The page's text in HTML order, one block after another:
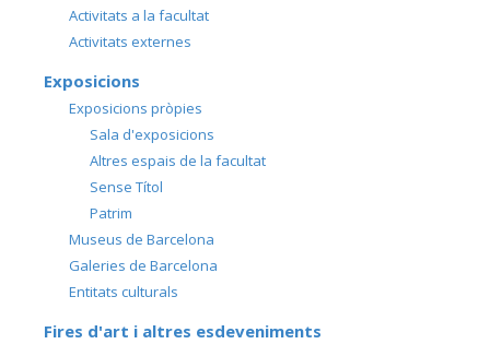
Activitats a la facultat
Activitats externes
Exposicions
Exposicions pròpies
Sala d'exposicions
Altres espais de la facultat
Sense Títol
Patrim
Museus de Barcelona
Galeries de Barcelona
Entitats culturals
Fires d'art i altres esdeveniments